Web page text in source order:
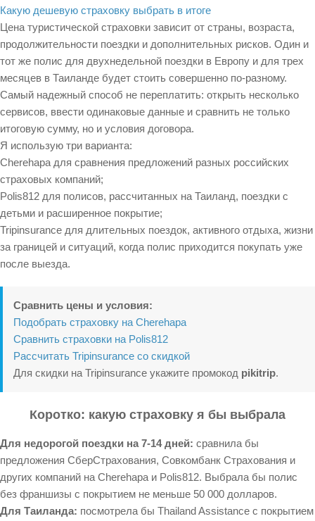
Какую дешевую страховку выбрать в итоге
Цена туристической страховки зависит от страны, возраста,
продолжительности поездки и дополнительных рисков. Один и
тот же полис для двухнедельной поездки в Европу и для трех
месяцев в Таиланде будет стоить совершенно по-разному.
Самый надежный способ не переплатить: открыть несколько
сервисов, ввести одинаковые данные и сравнить не только
итоговую сумму, но и условия договора.
Я использую три варианта:
Cherehapa для сравнения предложений разных российских
страховых компаний;
Polis812 для полисов, рассчитанных на Таиланд, поездки с
детьми и расширенное покрытие;
Tripinsurance для длительных поездок, активного отдыха, жизни
за границей и ситуаций, когда полис приходится покупать уже
после выезда.
Сравнить цены и условия:
Подобрать страховку на Cherehapa
Сравнить страховки на Polis812
Рассчитать Tripinsurance со скидкой
Для скидки на Tripinsurance укажите промокод pikitrip.
Коротко: какую страховку я бы выбрала
Для недорогой поездки на 7-14 дней: сравнила бы
предложения СберСтрахования, Совкомбанк Страхования и
других компаний на Cherehapa и Polis812. Выбрала бы полис
без франшизы с покрытием не меньше 50 000 долларов.
Для Таиланда: посмотрела бы Thailand Assistance с покрытием